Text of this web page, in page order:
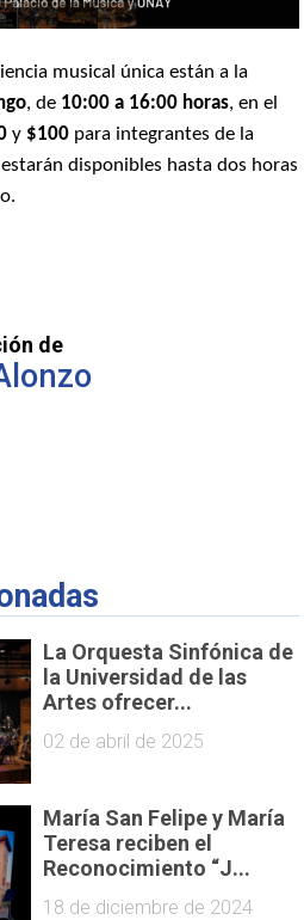
musical única están a la
, de 10:00 a 16:00 horas, en el
y $100 para integrantes de la
án disponibles hasta dos horas
de
La Orquesta Sinfónica de
la Universidad de las
Artes ofrecer...
02 de abril de 2025
María San Felipe y María
Teresa reciben el
Reconocimiento “J...
18 de diciembre de 2024